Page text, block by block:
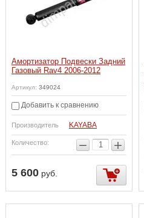
Амортизатор Подвески Задний
Газовый Rav4 2006-2012
Артикул: 349024
Добавить к сравнению
Производитель KAYABA
Количество: − +
5 600 руб.